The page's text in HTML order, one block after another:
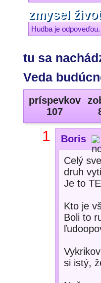
zmysel
Hudba je odpoveďou.
tu sa
Veda
príspevkov
107
1 Boris
Celý
druh
Je to
Kto je
Boli to
si istý,